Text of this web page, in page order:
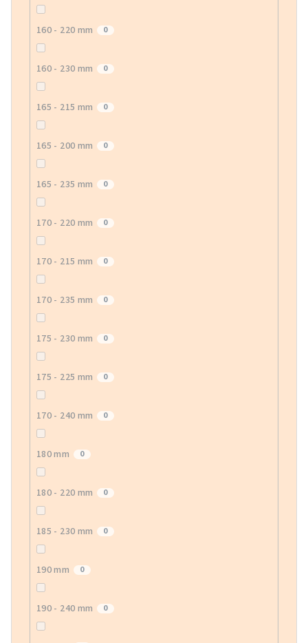
160 - 220 mm 0
160 - 230 mm 0
165 - 215 mm 0
165 - 200 mm 0
165 - 235 mm 0
170 - 220 mm 0
170 - 215 mm 0
170 - 235 mm 0
175 - 230 mm 0
175 - 225 mm 0
170 - 240 mm 0
180 mm 0
180 - 220 mm 0
185 - 230 mm 0
190 mm 0
190 - 240 mm 0